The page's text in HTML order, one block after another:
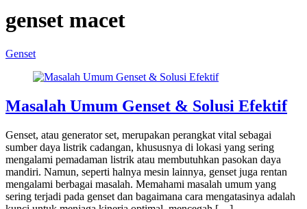
genset macet
Genset
Masalah Umum Genset & Solusi Efektif
Genset, atau generator set, merupakan perangkat vital sebagai
sumber daya listrik cadangan, khususnya di lokasi yang sering
mengalami pemadaman listrik atau membutuhkan pasokan daya
mandiri. Namun, seperti halnya mesin lainnya, genset juga rentan
mengalami berbagai masalah. Memahami masalah umum yang
sering terjadi pada genset dan bagaimana cara mengatasinya adalah